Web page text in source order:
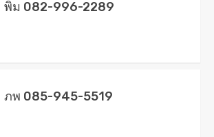
พิม 082-996-2289
ภพ 085-945-5519